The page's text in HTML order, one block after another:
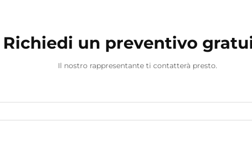
Richiedi un preventivo
Il nostro rappresentante ti contatterà presto.